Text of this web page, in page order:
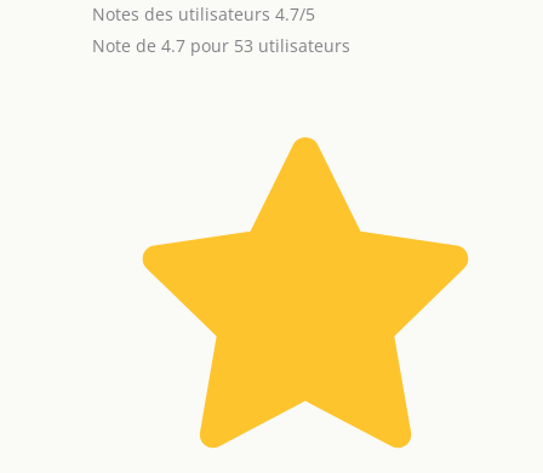
Notes des utilisateurs 4.7/5
Note de 4.7 pour 53 utilisateurs